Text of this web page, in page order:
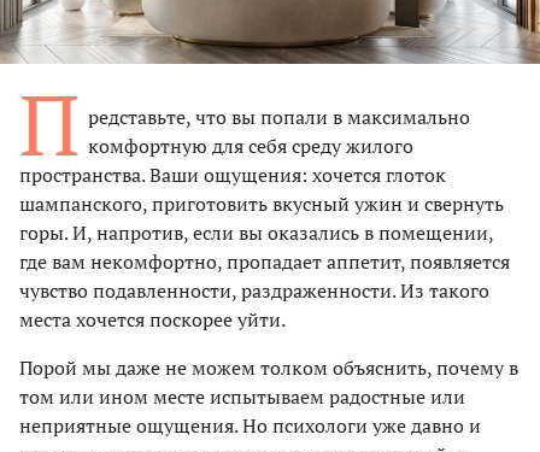
П редставьте, что вы попали в максимально
комфортную для себя среду жилого
пространства. Ваши ощущения: хочется глоток
шампанского, приготовить вкусный ужин и свернуть
горы. И, напротив, если вы оказались в помещении,
где вам некомфортно, пропадает аппетит, появляется
чувство подавленности, раздраженности. Из такого
места хочется поскорее уйти.
Порой мы даже не можем толком объяснить, почему в
том или ином месте испытываем радостные или
неприятные ощущения. Но психологи уже давно и